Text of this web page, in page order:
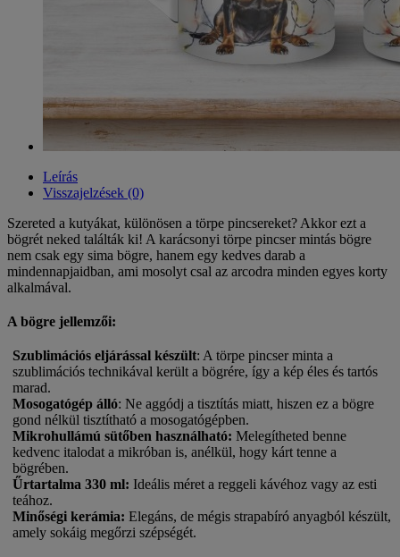
Leírás
Visszajelzések (0)
Szereted a kutyákat, különösen a törpe pincsereket? Akkor ezt a
bögrét neked találták ki! A karácsonyi törpe pincser mintás bögre
nem csak egy sima bögre, hanem egy kedves darab a
mindennapjaidban, ami mosolyt csal az arcodra minden egyes korty
alkalmával.
A bögre jellemzői:
Szublimációs eljárással készült: A törpe pincser minta a
szublimációs technikával került a bögrére, így a kép éles és tartós
marad.
Mosogatógép álló: Ne aggódj a tisztítás miatt, hiszen ez a bögre
gond nélkül tisztítható a mosogatógépben.
Mikrohullámú sütőben használható: Melegítheted benne
kedvenc italodat a mikróban is, anélkül, hogy kárt tenne a
bögrében.
Űrtartalma 330 ml: Ideális méret a reggeli kávéhoz vagy az esti
teához.
Minőségi kerámia: Elegáns, de mégis strapabíró anyagból készült,
amely sokáig megőrzi szépségét.